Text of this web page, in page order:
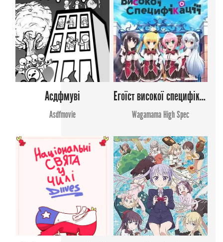
Асдфмуві
Asdfmovie
Егоїст високої специфікації
Wagamama High Spec